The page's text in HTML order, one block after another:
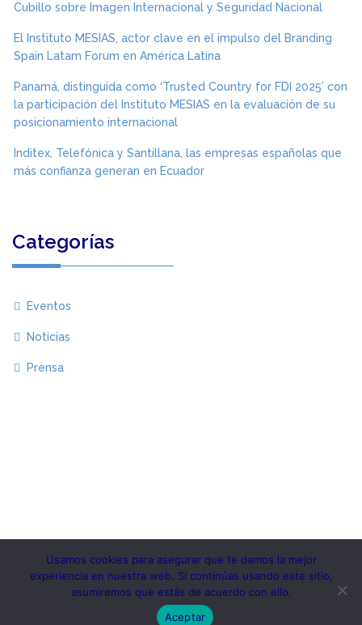
Cubillo sobre Imagen Internacional y Seguridad Nacional
El Instituto MESIAS, actor clave en el impulso del Branding
Spain Latam Forum en América Latina
Panamá, distinguida como ‘Trusted Country for FDI 2025’ con
la participación del Instituto MESIAS en la evaluación de su
posicionamiento internacional
Inditex, Telefónica y Santillana, las empresas españolas que
más confianza generan en Ecuador
Categorías
Eventos
Noticias
Prensa
Copyright 2020.KlbTheme . All rights reserved
© Instituto MESIAS – Inteligencia de Marca España
Usamos cookies para asegurar que te damos la mejor
experiencia en nuestra web. Si continúas usando este sitio,
asumiremos que estás de acuerdo con ello.
Aceptar